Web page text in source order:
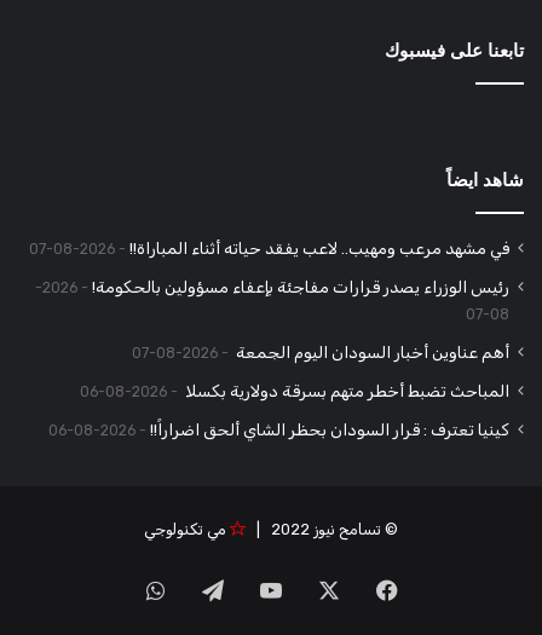
تابعنا على فيسبوك
شاهد ايضاً
في مشهد مرعب ومهيب.. لاعب يفقد حياته أثناء المباراة!! 2026-08-07
رئيس الوزراء يصدر قرارات مفاجئة بإعفاء مسؤولين بالحكومة!
2026-
08-07
أهم عناوين أخبار السودان اليوم الجمعة 2026-08-07
المباحث تضبط أخطر متهم بسرقة دولارية بكسلا 2026-08-06
كينيا تعترف : قرار السودان بحظر الشاي ألحق اضراراً!! 2026-08-06
© تسامح نيوز 2022 | مي تكنولوجي
فيسبوك ‫YouTubeتيلقرامواتساب